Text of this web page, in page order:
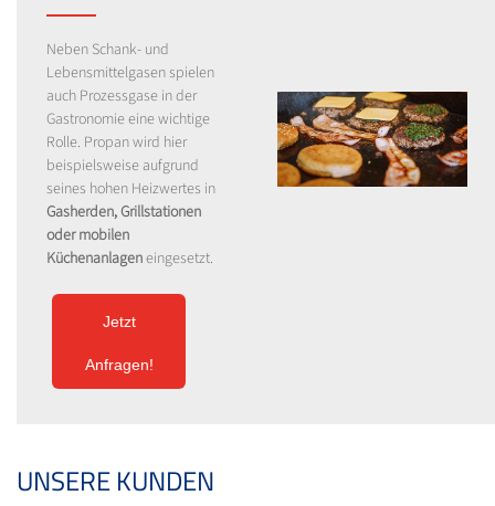
Neben Schank- und
Lebensmittelgasen spielen
auch Prozessgase in der
Gastronomie eine wichtige
Rolle. Propan wird hier
beispielsweise aufgrund
seines hohen Heizwertes in
Gasherden, Grillstationen
oder mobilen
Küchenanlageneingesetzt.
Jetzt
Anfragen!
UNSERE KUNDEN